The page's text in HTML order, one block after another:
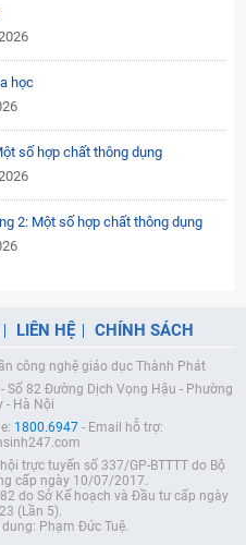
học
số hợp chất thông dụng
2: Một số hợp chất thông dụng
LIÊN HỆ CHÍNH SÁCH
công nghệ giáo dục Thành Phát
Số 82 Đường Dịch Vọng Hậu - Phường
- Hà Nội
1800.6947- Email hỗ trợ:
trực tuyến số 337/GP-BTTTT do Bộ
cấp ngày 10/07/2017.
do Sở Kế hoạch và Đầu tư cấp ngày
(Lần 5).
Phạm Đức Tuệ.